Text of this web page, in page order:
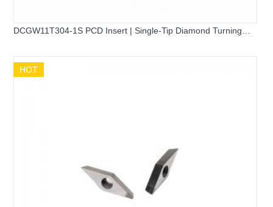
DCGW11T304-1S PCD Insert | Single-Tip Diamond Turning
HOT